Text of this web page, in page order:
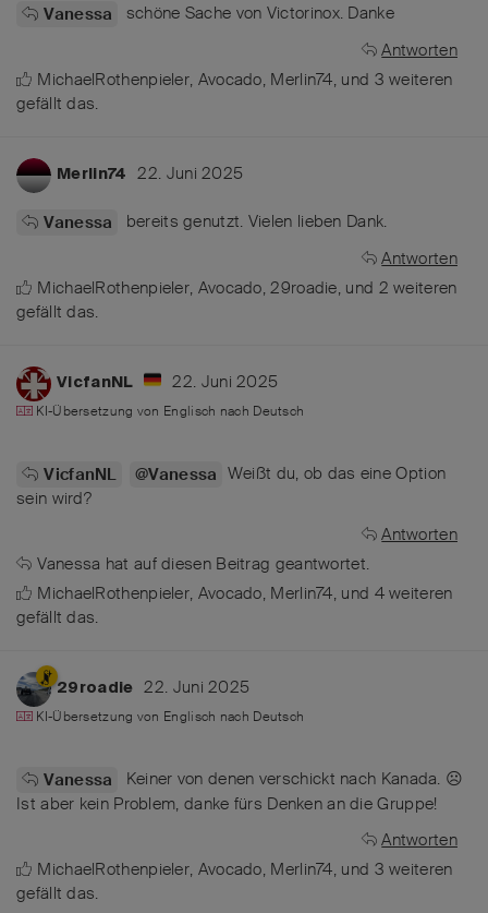
Vanessa
schöne Sache von Victorinox. Danke
Antworten
MichaelRothenpieler, Avocado, Merlin74, und 3 weiteren
gefällt das.
Merlin74 22. Juni 2025
Vanessa
bereits genutzt. Vielen lieben Dank.
Antworten
MichaelRothenpieler, Avocado,29roadie, und 2 weiteren
gefällt das.
VicfanNL 22. Juni 2025
KI-Übersetzung von Englisch nach Deutsch
VicfanNL @Vanessa Weißt du, ob das eine Option
sein wird?
Antworten
Vanessa hat auf diesen Beitrag geantwortet.
MichaelRothenpieler, Avocado, Merlin74, und 4weiteren
gefällt das.
29roadie 22. Juni 2025
KI-Übersetzung von Englisch nach Deutsch
Vanessa
Keiner von denen verschickt nach Kanada. ☹️
Ist aber kein Problem, danke fürs Denken an die Gruppe!
Antworten
MichaelRothenpieler, Avocado, Merlin74, und 3 weiteren
gefällt das.